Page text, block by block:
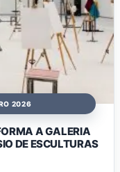
2026
A GALERIA
DE ESCULTURAS